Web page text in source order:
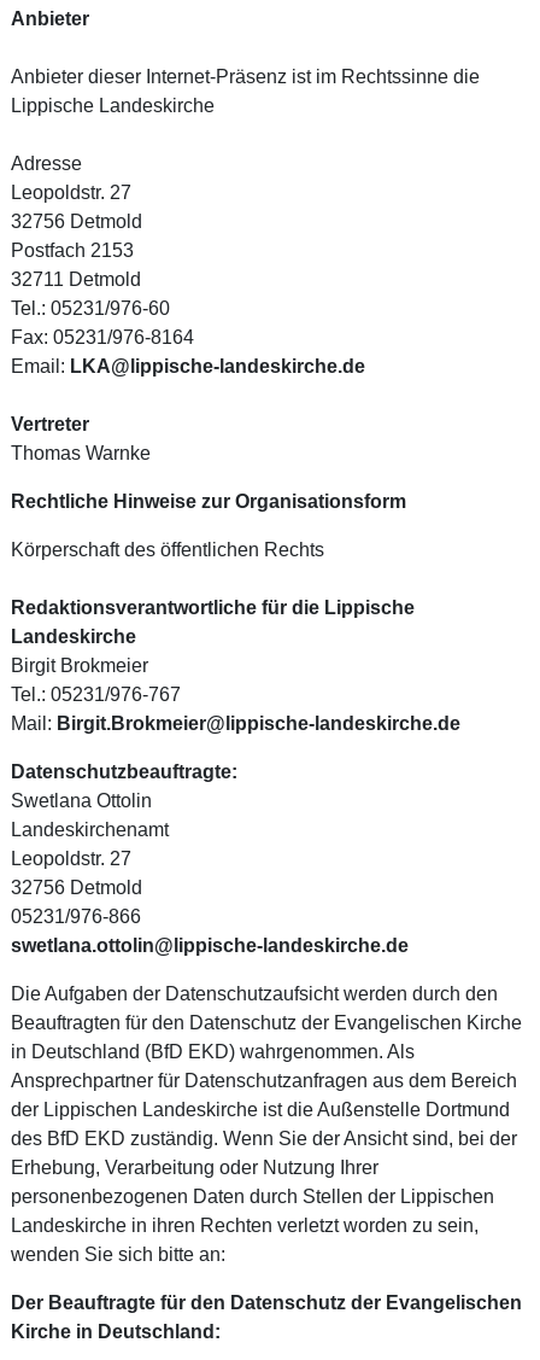
Anbieter
Anbieter dieser Internet-Präsenz ist im Rechtssinne die
Lippische Landeskirche
Adresse
Leopoldstr. 27
32756 Detmold
Postfach 2153
32711 Detmold
Tel.: 05231/976-60
Fax: 05231/976-8164
Email: LKA@lippische-landeskirche.de
Vertreter
Thomas Warnke
Rechtliche Hinweise zur Organisationsform
Körperschaft des öffentlichen Rechts
Redaktionsverantwortliche für die Lippische
Landeskirche
Birgit Brokmeier
Tel.: 05231/976-767
Mail: Birgit.Brokmeier@lippische-landeskirche.de
Datenschutzbeauftragte:
Swetlana Ottolin
Landeskirchenamt
Leopoldstr. 27
32756 Detmold
05231/976-866
swetlana.ottolin@lippische-landeskirche.de
Die Aufgaben der Datenschutzaufsicht werden durch den
Beauftragten für den Datenschutz der Evangelischen Kirche
in Deutschland (BfD EKD) wahrgenommen. Als
Ansprechpartner für Datenschutzanfragen aus dem Bereich
der Lippischen Landeskirche ist die Außenstelle Dortmund
des BfD EKD zuständig. Wenn Sie der Ansicht sind, bei der
Erhebung, Verarbeitung oder Nutzung Ihrer
personenbezogenen Daten durch Stellen der Lippischen
Landeskirche in ihren Rechten verletzt worden zu sein,
wenden Sie sich bitte an:
Der Beauftragte für den Datenschutz der Evangelischen
Kirche in Deutschland: